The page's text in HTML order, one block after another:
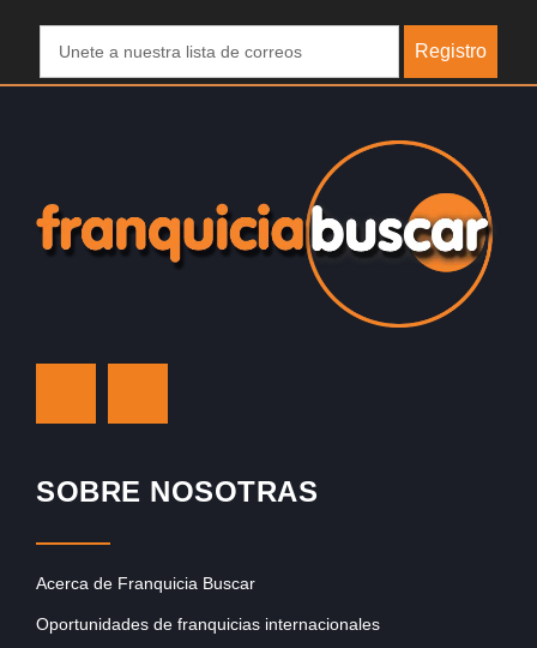
Registro
SOBRE NOSOTRAS
Acerca de Franquicia Buscar
Oportunidades de franquicias internacionales